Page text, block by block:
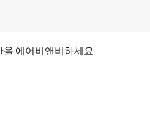
을 에어비앤비하세요